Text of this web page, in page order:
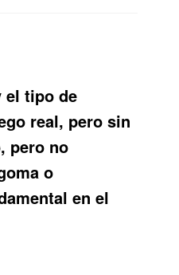
el tipo de
real, pero sin
pero no
o
en el